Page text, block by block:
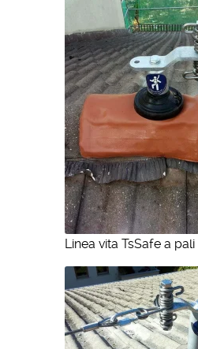
Linea vita TsSafe a pali